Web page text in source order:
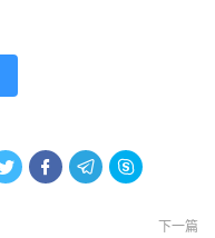
  
下一篇